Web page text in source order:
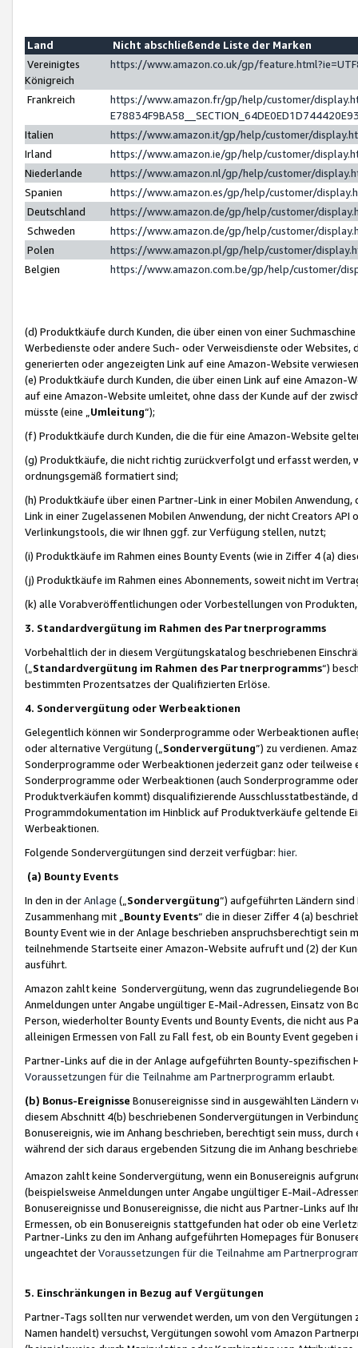
Land
Nicht abschließende Liste der Marken
Vereinigtes
Königreich
https://www.amazon.co.uk/gp/
Frankreich
https://www.amazon.fr/gp/help/customer/
Italien
https://www.amazon.it/gp/help/customer/
Irland
https://www.amazon.ie/gp/help/customer/
Niederlande
https://www.amazon.nl/gp/help/customer/
Spanien
https://www.amazon.es/gp/help/customer/
Deutschland
https://www.amazon.de/gp/help/customer/
Schweden
https://www.amazon.de/gp/help/customer/
Polen
https://www.amazon.pl/gp/help/customer/
Belgien
https://www.amazon.com.be/gp/help/customer/
(d) Produktkäufe durch Kunden, die über einen von einer
Werbedienste oder andere Such- oder Verweisdienste oder Websites,
generierten oder angezeigten Link auf eine Amazon-Website
(e) Produktkäufe durch Kunden, die über einen Link auf eine
auf eine Amazon-Website umleitet, ohne dass der Kunde auf der
müsste (eine „ Umleitung“);
(f) Produktkäufe durch Kunden, die die für eine Amazon-Website
(g) Produktkäufe, die nicht richtig zurückverfolgt und erfasst werden,
ordnungsgemäß formatiert sind;
(h) Produktkäufe über einen Partner-Link in einer Mobilen
Link in einer Zugelassenen Mobilen Anwendung, der nicht Creators
Verlinkungstools, die wir Ihnen ggf. zur Verfügung stellen, nutzt;
(i) Produktkäufe im Rahmen eines Bounty Events (wie in Ziffer 4 (a)
(j) Produktkäufe im Rahmen eines Abonnements, soweit nicht im
(k) alle Vorabveröffentlichungen oder Vorbestellungen von
3. Standardvergütung im Rahmen des Partnerprogramms
Vorbehaltlich der in diesem Vergütungskatalog beschriebenen
(„ Standardvergütung im Rahmen des Partnerprogramms“)
bestimmten Prozentsatzes der Qualifizierten Erlöse.
4. Sondervergütung oder Werbeaktionen
Gelegentlich können wir Sonderprogramme oder Werbeaktionen
oder alternative Vergütung („ Sondervergütung”) zu verdienen.
Sonderprogramme oder Werbeaktionen jederzeit ganz oder
Sonderprogramme oder Werbeaktionen (auch Sonderprogramme
Produktverkäufen kommt) disqualifizierende Ausschlusstatbestände,
Programmdokumentation im Hinblick auf Produktverkäufe geltende
Werbeaktionen.
Folgende Sondervergütungen sind derzeit verfügbar: hier.
(a) Bounty Events
In den in derAnlage („ Sondervergütung“) aufgeführten Ländern
Zusammenhang mit „ Bounty Events“ die in dieser Ziffer 4 (a)
Bounty Event wie in der Anlage beschrieben anspruchsberechtigt sein
teilnehmende Startseite einer Amazon-Website aufruft und (2) der
ausführt.
Amazon zahlt keine Sondervergütung, wenn das zugrundeliegende
Anmeldungen unter Angabe ungültiger E-Mail-Adressen, Einsatz von
Person, wiederholter Bounty Events und Bounty Events, die nicht
alleinigen Ermessen von Fall zu Fall fest, ob ein Bounty Event
Partner-Links auf die in der Anlage aufgeführten Bounty-spezifischen
Voraussetzungen für die Teilnahme am Partnerprogramm erlaubt.
(b) Bonus-Ereignisse Bonusereignisse sind in ausgewählten Ländern
diesem Abschnitt 4(b) beschriebenen Sondervergütungen in
Bonusereignis, wie im Anhang beschrieben, berechtigt sein muss,
während der sich daraus ergebenden Sitzung die im Anhang
Amazon zahlt keine Sondervergütung, wenn ein Bonusereignis
(beispielsweise Anmeldungen unter Angabe ungültiger E-Mail-
Bonusereignisse und Bonusereignisse, die nicht aus Partner-Links auf
Ermessen, ob ein Bonusereignis stattgefunden hat oder ob eine
Partner-Links zu den im Anhang aufgeführten Homepages für
ungeachtet derVoraussetzungen für die Teilnahme am
5. Einschränkungen in Bezug auf Vergütungen
Partner-Tags sollten nur verwendet werden, um von den
Namen handelt) versuchst, Vergütungen sowohl vom Amazon